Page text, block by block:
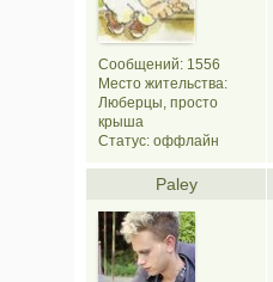
Сообщений: 1556
Место жительства:
Люберцы, просто
крыша
Статус: оффлайн
Paley